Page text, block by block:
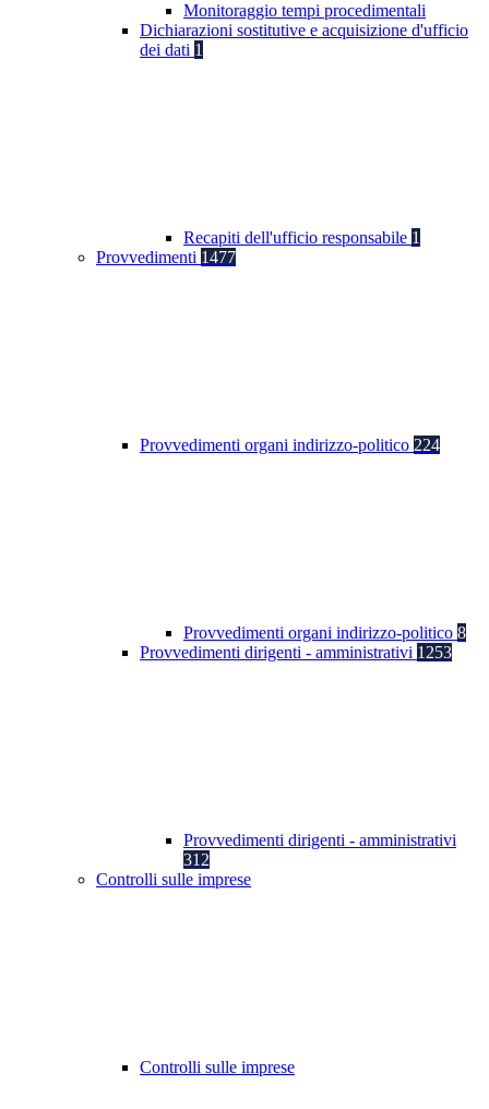
Monitoraggio tempi procedimentali
Dichiarazioni sostitutive e acquisizione d'ufficio
dei dati 1
Recapiti dell'ufficio responsabile 1
Provvedimenti 1477
Provvedimenti organi indirizzo-politico 224
Provvedimenti organi indirizzo-politico 8
Provvedimenti dirigenti - amministrativi 1253
Provvedimenti dirigenti - amministrativi
312
Controlli sulle imprese
Controlli sulle imprese